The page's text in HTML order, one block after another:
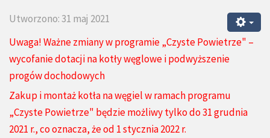
Utworzono: 31 maj 2021
Uwaga! Ważne zmiany w programie „Czyste Powietrze" –
wycofanie dotacji na kotły węglowe i podwyższenie
progów dochodowych
Zakup i montaż kotła na węgiel w ramach programu
„Czyste Powietrze" będzie możliwy tylko do 31 grudnia
2021 r., co oznacza, że od 1 stycznia 2022 r.